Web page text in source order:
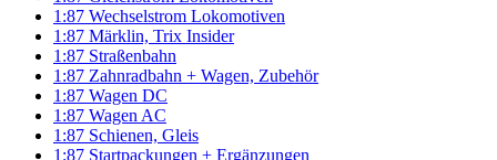
1:87 Wechselstrom Lokomotiven
1:87 Märklin, Trix Insider
1:87 Straßenbahn
1:87 Zahnradbahn + Wagen, Zubehör
1:87 Wagen DC
1:87 Wagen AC
1:87 Schienen, Gleis
1:87 Startpackungen + Ergänzungen